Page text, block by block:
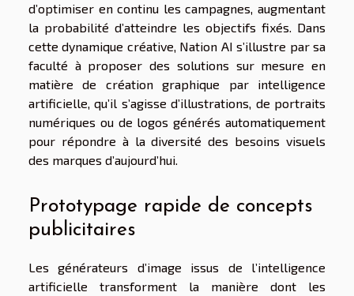
d’optimiser en continu les campagnes, augmentant
la probabilité d’atteindre les objectifs fixés. Dans
cette dynamique créative, Nation AI s’illustre par sa
faculté à proposer des solutions sur mesure en
matière de création graphique par intelligence
artificielle, qu’il s’agisse d’illustrations, de portraits
numériques ou de logos générés automatiquement
pour répondre à la diversité des besoins visuels
des marques d’aujourd’hui.
Prototypage rapide de concepts
publicitaires
Les générateurs d’image issus de l’intelligence
artificielle transforment la manière dont les